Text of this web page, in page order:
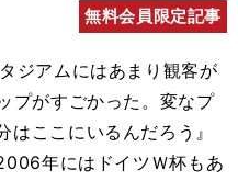
無料会員限定記事
ジアムにはあまり観客が
プがすごかった。変なプ
ここにいるんだろう』
年にはドイツＷ杯もあ